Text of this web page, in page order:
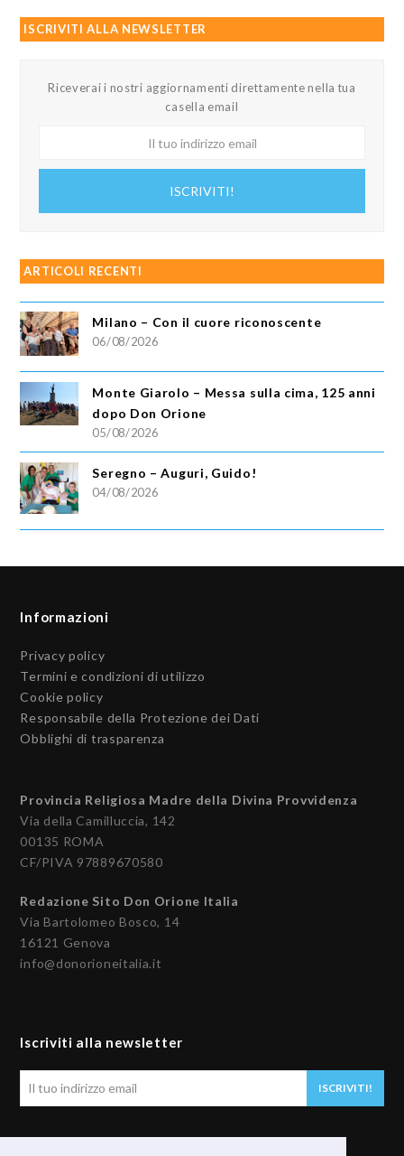
ISCRIVITI ALLA NEWSLETTER
Riceverai i nostri aggiornamenti direttamente nella tua
casella email
ISCRIVITI!
ARTICOLI RECENTI
Milano – Con il cuore riconoscente
06/08/2026
Monte Giarolo – Messa sulla cima, 125 anni
dopo Don Orione
05/08/2026
Seregno – Auguri, Guido!
04/08/2026
Informazioni
Privacy policy
Termini e condizioni di utilizzo
Cookie policy
Responsabile della Protezione dei Dati
Obblighi di trasparenza
Provincia Religiosa Madre della Divina Provvidenza
Via della Camilluccia, 142
00135 ROMA
CF/PIVA 97889670580
Redazione Sito Don Orione Italia
Via Bartolomeo Bosco, 14
16121 Genova
info@donorioneitalia.it
Iscriviti alla newsletter
ISCRIVITI!